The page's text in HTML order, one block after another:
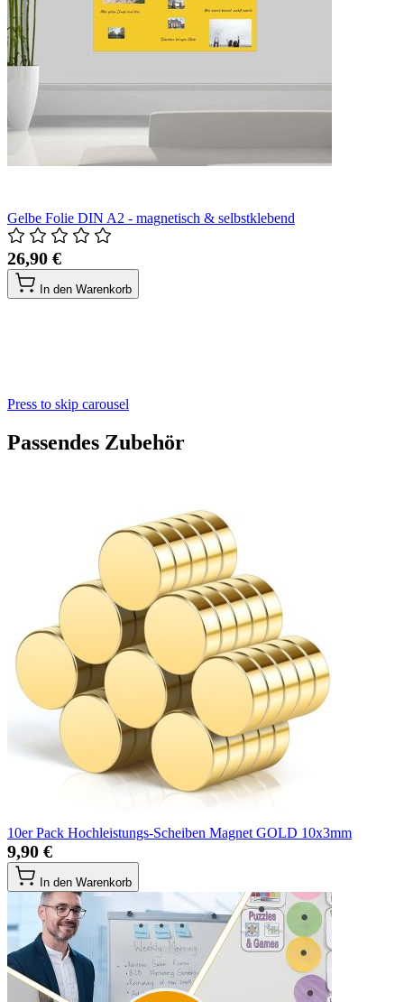
Gelbe Folie DIN A2 - magnetisch & selbstklebend
26,90 €
In den Warenkorb
Press to skip carousel
Passendes Zubehör
10er Pack Hochleistungs-Scheiben Magnet GOLD 10x3mm
9,90 €
In den Warenkorb